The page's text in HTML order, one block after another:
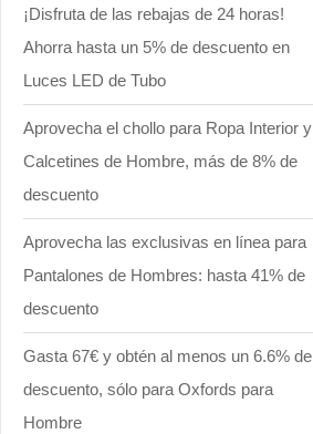
¡Disfruta de las rebajas de 24 horas!
Ahorra hasta un 5% de descuento en
Luces LED de Tubo
Aprovecha el chollo para Ropa Interior y
Calcetines de Hombre, más de 8% de
descuento
Aprovecha las exclusivas en línea para
Pantalones de Hombres: hasta 41% de
descuento
Gasta 67€ y obtén al menos un 6.6% de
descuento, sólo para Oxfords para
Hombre